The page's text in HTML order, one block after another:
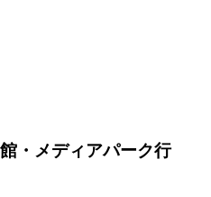
・メディアパーク行